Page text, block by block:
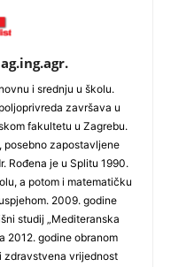
i srednju u školu.
završava u
fakultetu u Zagrebu.
posebno zapostavljene
Rođena je u Splitu 1990.
a potom i matematičku
2009. godine
studij „Mediteranska
2012. godine obranom
zdravstvena vrijednost